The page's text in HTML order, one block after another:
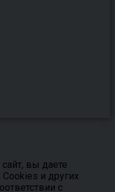
вы даете
и других
с